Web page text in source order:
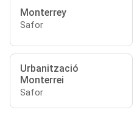
Monterrey
Safor
Urbanització
Monterrei
Safor